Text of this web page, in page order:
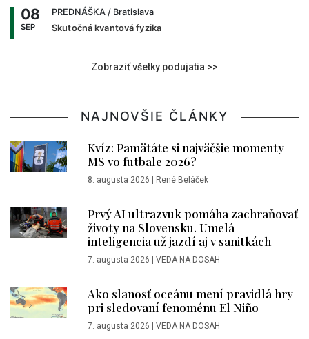
08
SEP
PREDNÁŠKA / Bratislava
Skutočná kvantová fyzika
Zobraziť všetky podujatia >>
NAJNOVŠIE ČLÁNKY
Kvíz: Pamätáte si najväčšie momenty
MS vo futbale 2026?
8. augusta 2026 René Beláček
Prvý AI ultrazvuk pomáha zachraňovať
životy na Slovensku. Umelá
inteligencia už jazdí aj v sanitkách
7. augusta 2026 VEDA NA DOSAH
Ako slanosť oceánu mení pravidlá hry
pri sledovaní fenoménu El Niño
7. augusta 2026 VEDA NA DOSAH